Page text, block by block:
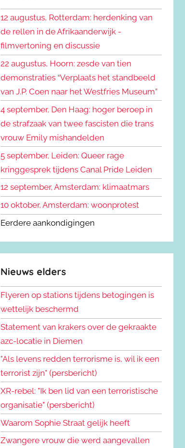
n
a
a
r
:
e
12 augustus, Rotterdam: herdenking van
de rellen in de Afrikaanderwijk -
filmvertoning en discussie
22 augustus, Hoorn: zesde van tien
demonstraties “Verplaats het standbeeld
van J.P. Coen naar het Westfries Museum”
4 september, Den Haag: hoger beroep in
de strafzaak van twee fascisten die trans
vrouw Emily mishandelden
5 september, Leiden: Queer rage
kringgesprek tijdens Canal Pride Leiden
12 september, Amsterdam: klimaatmars
10 oktober, Amsterdam: woonprotest
Eerdere aankondigingen
Nieuws elders
Flyeren op stations tijdens betogingen is
wettelijk beschermd
Statement van krakers over de gekraakte
azc-locatie in Diemen
"Als levens redden terrorisme is, wil ik een
terrorist zijn" (persbericht)
XR-rebel: "Ik ben lid van een terroristische
organisatie" (persbericht)
Waarom Sophie Straat gelijk heeft
Zwangere vrouw die werd aangevallen